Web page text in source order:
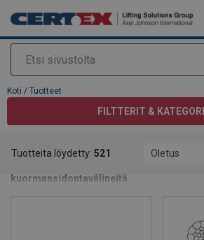
Etsi
Tuote lisätty tarjouspyyntöön
Koti / Tuotteet
FILTTERIT &
kuormansidontavälineitä
Tarjoamme sinulle laajan valikoiman
kuormansidontavälineitä, sekä kattavasti
soveltuvia erikoistuotteita kuten
Tuotteita löydetty: 521 Oletus